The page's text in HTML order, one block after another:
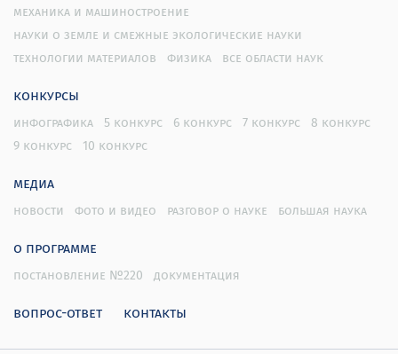
механика и машиностроение
науки о земле и смежные экологические науки
технологии материалов
физика все области наук
конкурсы
инфографика 5 конкурс 6 конкурс 7 конкурс
8 конкурс
9 конкурс
10 конкурс
медиа
новости фото и видео разговор о науке большая наука
о программе
постановление №220 документация
вопрос-ответ контакты